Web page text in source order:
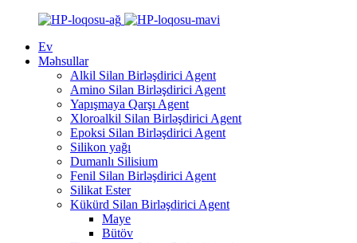
Ev
Məhsullar
Alkil Silan Birləşdirici Agent
Amino Silan Birləşdirici Agent
Yapışmaya Qarşı Agent
Xloroalkil Silan Birləşdirici Agent
Epoksi Silan Birləşdirici Agent
Silikon yağı
Dumanlı Silisium
Fenil Silan Birləşdirici Agent
Silikat Ester
Kükürd Silan Birləşdirici Agent
Maye
Bütöv